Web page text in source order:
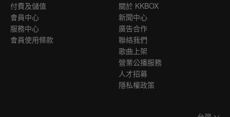
付費及儲值
會員中心
服務中心
會員使用條款
關於 KKBOX
新聞中心
廣告合作
聯絡我們
歌曲上架
營業公播服務
人才招募
隱私權政策